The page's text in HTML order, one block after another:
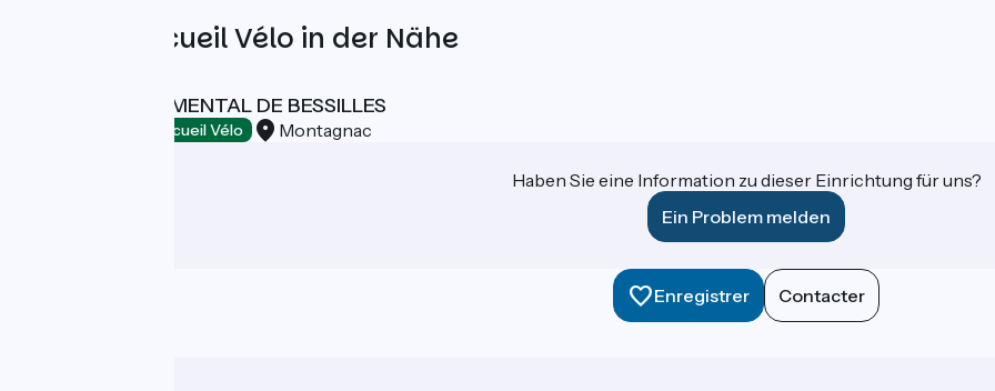
Weitere Accueil Vélo in der Nähe
PARC DEPARTEMENTAL DE BESSILLES
Accueil Vélo Montagnac
Haben Sie eine Information zu dieser Einrichtung für uns?
Ein Problem melden
Enregistrer Contacter